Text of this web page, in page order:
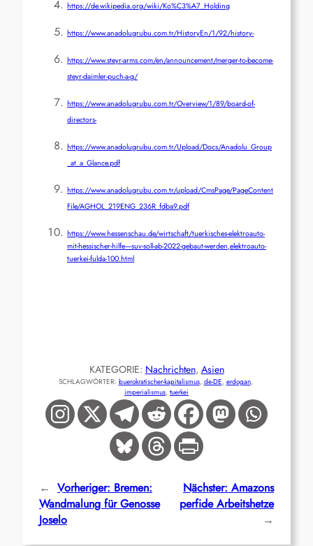
https://de.wikipedia.org/wiki/Ko%C3%A7_Holding
https://www.anadolugrubu.com.tr/HistoryEn/1/92/history-
https://www.steyr-arms.com/en/announcement/merger-to-become-
steyr-daimler-puch-a-g/
https://www.anadolugrubu.com.tr/Overview/1/89/board-of-
directors-
https://www.anadolugrubu.com.tr/Upload/Docs/Anadolu_Group
_at_a_Glance.pdf
https://www.anadolugrubu.com.tr/upload/CmsPage/PageContent
File/AGHOL_219ENG_236R_fdba9.pdf
https://www.hessenschau.de/wirtschaft/tuerkisches-elektroauto-
mit-hessischer-hilfe—suv-soll-ab-2022-gebaut-werden,elektroauto-
tuerkei-fulda-100.html
KATEGORIE: Nachrichten, Asien
SCHLAGWÖRTER: buerokratischer-kapitalismus, de-DE, erdogan
imperialismus, tuerkei
← Vorheriger: Bremen:
Wandmalung für Genosse
Joselo
Nächster: Amazons
perfide Arbeitshetze
→